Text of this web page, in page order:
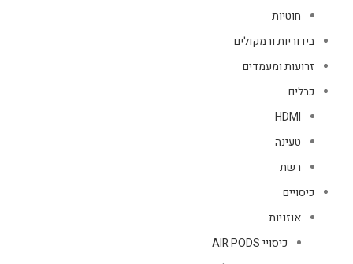
חוטיות
בידוריות ורמקולים
זרועות ומעמדים
כבלים
HDMI
טעינה
רשת
כיסויים
אוזניות
כיסויי AIR PODS